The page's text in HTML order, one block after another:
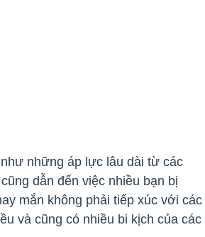
những áp lực lâu dài từ các
dẫn đến việc nhiều bạn bị
mắn không phải tiếp xúc với các
và cũng có nhiều bi kịch của các